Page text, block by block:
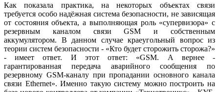
Как показала практика, на некоторых объектах связи
требуется особо надёжная система безопасности, не зависящая
от состояния объекта, а выполняющая роль «супервизора» с
резервным каналом связи GSM и собственным
аккумулятором. В данном случае краеугольный вопрос из
теории систем безопасности - «Кто будет сторожить сторожа?»
- имеет ответ. И этот ответ: «GSM. А вернее -
гарантированная передача аварийного сообщения по
резервному GSM-каналу при пропадании основного канала
связи Ethernet». Именно такую систему можно построить на